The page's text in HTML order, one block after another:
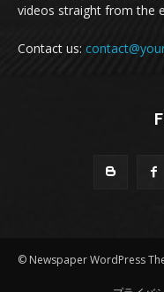
videos straight from the
Contact us:
© Newspaper WordPress